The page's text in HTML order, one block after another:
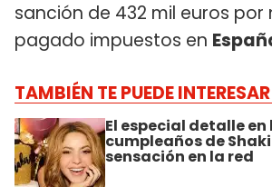
sanción de 432 mil euros por
pagado impuestos en
TAMBIÉN TE PUEDE INTERESAR
El especial detalle
cumpleaños de
sensación en la red